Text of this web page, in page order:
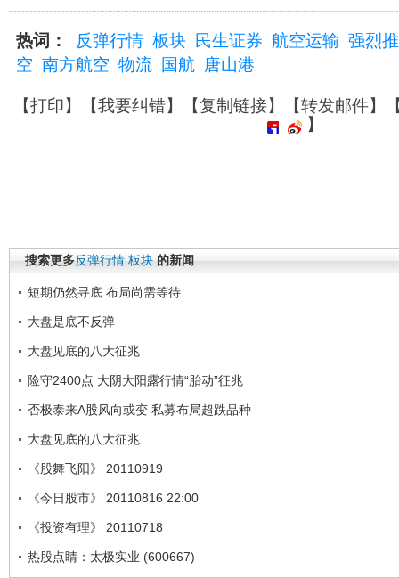
热词： 反弹行情 板块 民生证券 航空运输 强烈
空 南方航空 物流 国航 唐山港
【打印】【我要纠错】【复制链接】【转发邮件】
】
搜索更多反弹行情 板块 的新闻
短期仍然寻底 布局尚需等待
大盘是底不反弹
大盘见底的八大征兆
险守2400点 大阴大阳露行情“胎动”征兆
否极泰来A股风向或变 私募布局超跌品种
大盘见底的八大征兆
《股舞飞阳》 20110919
《今日股市》 20110816 22:00
《投资有理》 20110718
热股点睛：太极实业 (600667)